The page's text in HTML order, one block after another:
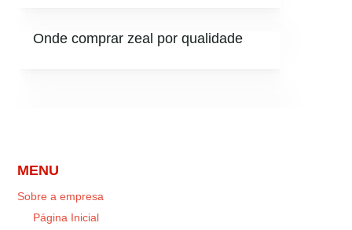
Onde comprar zeal por qualidade
MENU
Sobre a empresa
Página Inicial